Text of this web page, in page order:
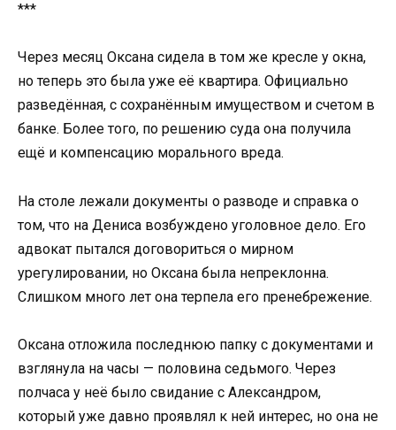
***
Через месяц Оксана сидела в том же кресле у окна,
но теперь это была уже её квартира. Официально
разведённая, с сохранённым имуществом и счетом в
банке. Более того, по решению суда она получила
ещё и компенсацию морального вреда.
На столе лежали документы о разводе и справка о
том, что на Дениса возбуждено уголовное дело. Его
адвокат пытался договориться о мирном
урегулировании, но Оксана была непреклонна.
Слишком много лет она терпела его пренебрежение.
Оксана отложила последнюю папку с документами и
взглянула на часы — половина седьмого. Через
полчаса у неё было свидание с Александром,
который уже давно проявлял к ней интерес, но она не